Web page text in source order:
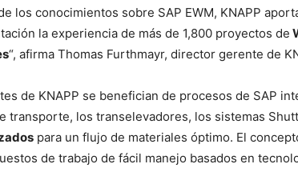
los conocimientos sobre SAP EWM, KNAPP
la experiencia de más de 1,800 proyectos de
“, afirma Thomas Furthmayr, director gerente de
de KNAPP se benefician de procesos de SAP
transporte, los transelevadores, los sistemas
para un flujo de materiales óptimo. El
de trabajo de fácil manejo basados en